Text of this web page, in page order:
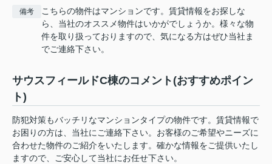
備考
こちらの物件はマンションです。賃貸情報をお探しな
ら、当社のオススメ物件はいかがでしょうか。様々な物
件を取り扱っておりますので、気になる方はぜひ当社ま
でご連絡下さい。
サウスフィールドC棟のコメント(おすすめポイン
ト)
防犯対策もバッチリなマンションタイプの物件です。賃貸情報で
お困りの方は、当社にご連絡下さい。お客様のご希望やニーズに
合わせた物件のご紹介をいたします。確かな情報をご提供いたし
ますので、ご安心して当社にお任せ下さい。